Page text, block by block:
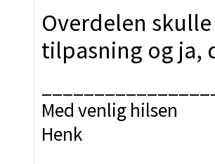
Overdelen
tilpasning og ja,
Med venlig hilsen
Henk